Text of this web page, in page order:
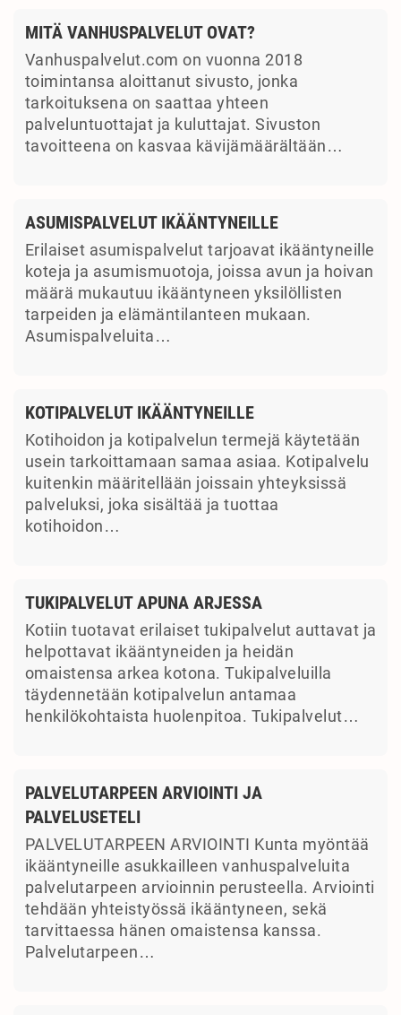
MITÄ VANHUSPALVELUT OVAT?
Vanhuspalvelut.com on vuonna 2018
toimintansa aloittanut sivusto, jonka
tarkoituksena on saattaa yhteen
palveluntuottajat ja kuluttajat. Sivuston
tavoitteena on kasvaa kävijämäärältään…
ASUMISPALVELUT IKÄÄNTYNEILLE
Erilaiset asumispalvelut tarjoavat ikääntyneille
koteja ja asumismuotoja, joissa avun ja hoivan
määrä mukautuu ikääntyneen yksilöllisten
tarpeiden ja elämäntilanteen mukaan.
Asumispalveluita…
KOTIPALVELUT IKÄÄNTYNEILLE
Kotihoidon ja kotipalvelun termejä käytetään
usein tarkoittamaan samaa asiaa. Kotipalvelu
kuitenkin määritellään joissain yhteyksissä
palveluksi, joka sisältää ja tuottaa
kotihoidon…
TUKIPALVELUT APUNA ARJESSA
Kotiin tuotavat erilaiset tukipalvelut auttavat ja
helpottavat ikääntyneiden ja heidän
omaistensa arkea kotona. Tukipalveluilla
täydennetään kotipalvelun antamaa
henkilökohtaista huolenpitoa. Tukipalvelut…
PALVELUTARPEEN ARVIOINTI JA
PALVELUSETELI
PALVELUTARPEEN ARVIOINTI Kunta myöntää
ikääntyneille asukkailleen vanhuspalveluita
palvelutarpeen arvioinnin perusteella. Arviointi
tehdään yhteistyössä ikääntyneen, sekä
tarvittaessa hänen omaistensa kanssa.
Palvelutarpeen…